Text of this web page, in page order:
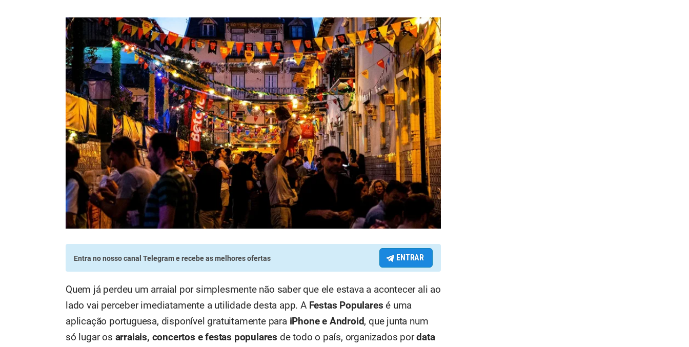
Entra no nosso canal Telegrame recebe as melhores ofertas ENTRAR
Quem já perdeu um arraial por simplesmente não saber que ele estava a acontecer ali ao
lado vai perceber imediatamente a utilidade desta app. A Festas Populares é uma
aplicação portuguesa, disponível gratuitamente para iPhone e Android, que junta num
só lugar os arraiais, concertos e festas populares de todo o país, organizados pordata